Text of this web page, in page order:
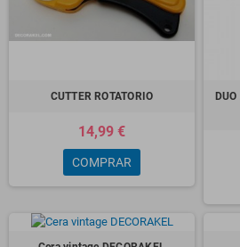
CUTTER ROTATORIO
14,99 €
COMPRAR